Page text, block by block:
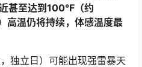
甚至达到100°F（约
温仍将持续，体感温度最
独立日）可能出现强雷暴天